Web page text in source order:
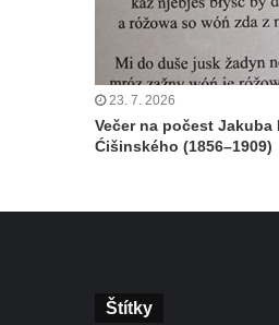
23. 7. 2026
Večer na počest Jakuba
Ćišinského (1856–1909)
Štítky